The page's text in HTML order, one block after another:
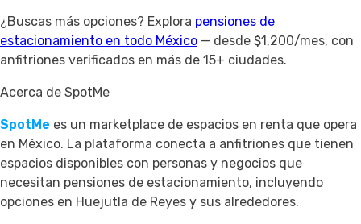
¿Buscas más opciones? Explora pensiones de
estacionamiento en todo México — desde $1,200/mes, con
anfitriones verificados en más de 15+ ciudades.
Acerca de SpotMe
SpotMe es un marketplace de espacios en renta que opera
en México. La plataforma conecta a anfitriones que tienen
espacios disponibles con personas y negocios que
necesitan pensiones de estacionamiento, incluyendo
opciones en Huejutla de Reyes y sus alrededores.